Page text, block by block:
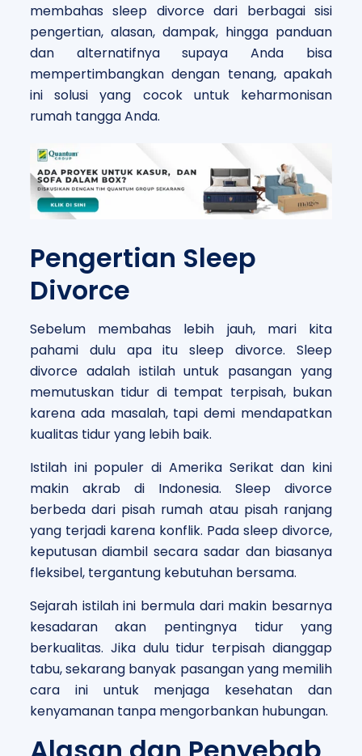
membahas sleep divorce dari berbagai sisi
pengertian, alasan, dampak, hingga panduan
dan alternatifnya supaya Anda bisa
mempertimbangkan dengan tenang, apakah
ini solusi yang cocok untuk keharmonisan
rumah tangga Anda.
Pengertian Sleep
Divorce
Sebelum membahas lebih jauh, mari kita
pahami dulu apa itu sleep divorce. Sleep
divorce adalah istilah untuk pasangan yang
memutuskan tidur di tempat terpisah, bukan
karena ada masalah, tapi demi mendapatkan
kualitas tidur yang lebih baik.
Istilah ini populer di Amerika Serikat dan kini
makin akrab di Indonesia. Sleep divorce
berbeda dari pisah rumah atau pisah ranjang
yang terjadi karena konflik. Pada sleep divorce,
keputusan diambil secara sadar dan biasanya
fleksibel, tergantung kebutuhan bersama.
Sejarah istilah ini bermula dari makin besarnya
kesadaran akan pentingnya tidur yang
berkualitas. Jika dulu tidur terpisah dianggap
tabu, sekarang banyak pasangan yang memilih
cara ini untuk menjaga kesehatan dan
kenyamanan tanpa mengorbankan hubungan.